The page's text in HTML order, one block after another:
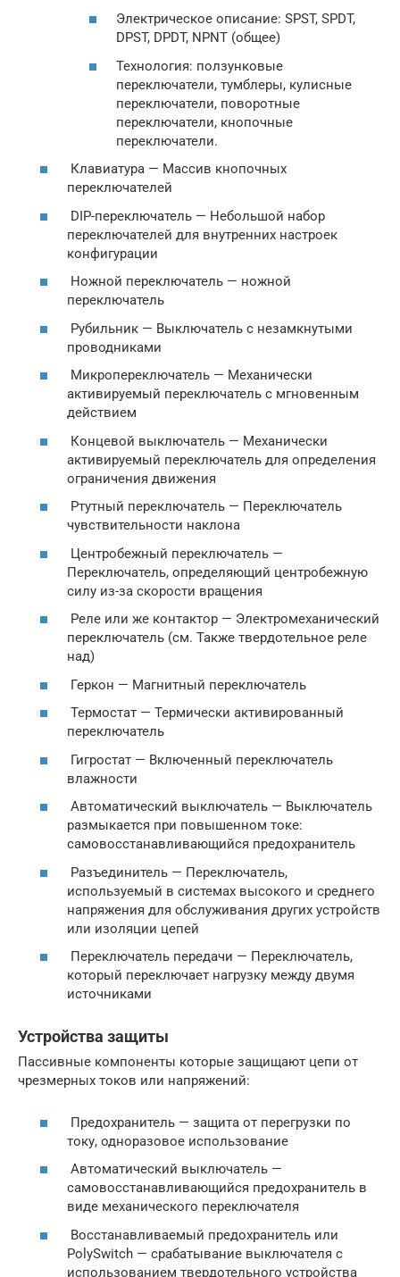
Электрическое описание: SPST, SPDT,
DPST, DPDT, NPNT (общее)
Технология: ползунковые
переключатели, тумблеры, кулисные
переключатели, поворотные
переключатели, кнопочные
переключатели.
Клавиатура — Массив кнопочных
переключателей
DIP-переключатель — Небольшой набор
переключателей для внутренних настроек
конфигурации
Ножной переключатель — ножной
переключатель
Рубильник — Выключатель с незамкнутыми
проводниками
Микропереключатель — Механически
активируемый переключатель с мгновенным
действием
Концевой выключатель — Механически
активируемый переключатель для определения
ограничения движения
Ртутный переключатель — Переключатель
чувствительности наклона
Центробежный переключатель —
Переключатель, определяющий центробежную
силу из-за скорости вращения
Реле или же контактор — Электромеханический
переключатель (см. Также твердотельное реле
над)
Геркон — Магнитный переключатель
Термостат — Термически активированный
переключатель
Гигростат — Включенный переключатель
влажности
Автоматический выключатель — Выключатель
размыкается при повышенном токе:
самовосстанавливающийся предохранитель
Разъединитель — Переключатель,
используемый в системах высокого и среднего
напряжения для обслуживания других устройств
или изоляции цепей
Переключатель передачи — Переключатель,
который переключает нагрузку между двумя
источниками
Устройства защиты
Пассивные компоненты которые защищают цепи от
чрезмерных токов или напряжений:
Предохранитель — защита от перегрузки по
току, одноразовое использование
Автоматический выключатель —
самовосстанавливающийся предохранитель в
виде механического переключателя
Восстанавливаемый предохранитель или
PolySwitch — срабатывание выключателя с
использованием твердотельного устройства